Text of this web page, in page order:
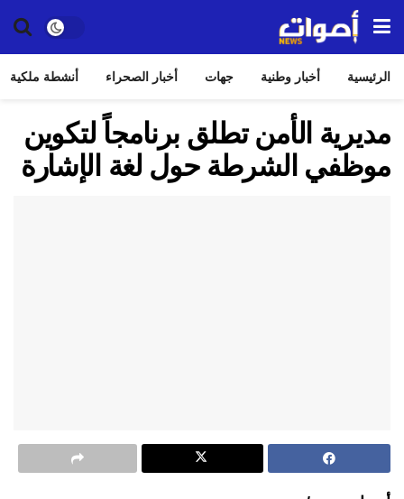
الرئيسية أخبار وطنية جهات أخبار الصحراء أنشطة ملكية
مديرية الأمن تطلق برنامجاً لتكوين
موظفي الشرطة حول لغة الإشارة